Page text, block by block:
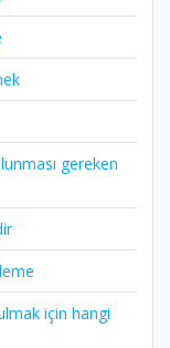
gereken
için hangi